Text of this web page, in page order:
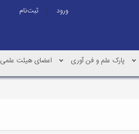
ورود |
ثبت‌نام
پارک علم و فن آوری اعضای هیئت علمی